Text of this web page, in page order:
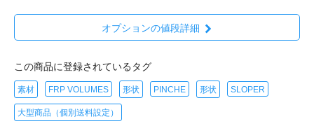
オプションの値段詳細
この商品に登録されているタグ
素材 FRP VOLUMES 形状 PINCHE 形状 SLOPER
大型商品（個別送料設定）